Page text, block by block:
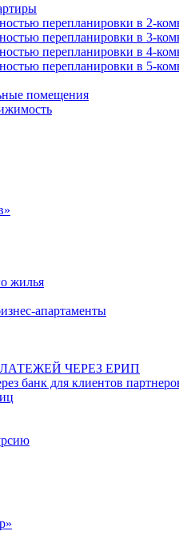
перепланировки в 2-
перепланировки в 3-
перепланировки в 4-
перепланировки в 5-
помещения
жилья
апартаменты
ЧЕРЕЗ ЕРИП
банк для клиентов